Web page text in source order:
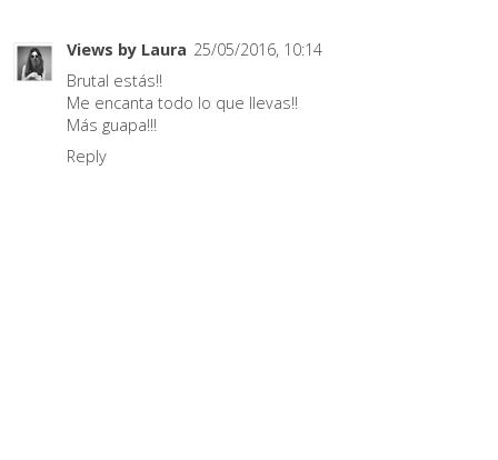
Views by Laura 25/05/2016, 10:14
Brutal estás!!
Me encanta todo lo que llevas!!
Más guapa!!!
Reply